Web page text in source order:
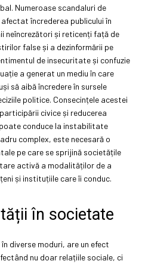
Numeroase scandaluri de
încrederea publicului în
neîncrezători și reticenți față de
false și a dezinformării pe
de insecuritate și confuzie
a generat un mediu în care
să aibă încredere în sursele
politice. Consecințele acestei
civice și reducerea
conduce la instabilitate
complex, este necesară o
pe care se sprijină societățile
activă a modalităților de a
și instituțiile care îi conduc.
în societate
diverse moduri, are un efect
nu doar relațiile sociale, ci